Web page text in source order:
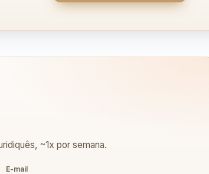
~1x por semana.
E-mail